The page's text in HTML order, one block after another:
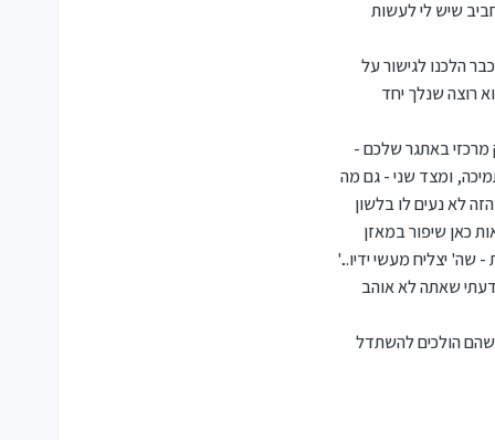
שיש לי לעשות
הלכנו לגישור על
רוצה שנלך יחד
באתגר שלכם -
ומצד שני - גם מה
לא נעים לו בלשון
כאן שיפור במאזן
יצליח מעשי ידיו...'
שאתה לא אוהב
שהם הולכים להשתדל